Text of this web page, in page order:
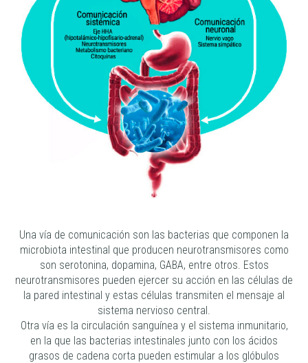
Una vía de comunicación son las bacterias que componen la
microbiota intestinal que producen neurotransmisores como
son serotonina, dopamina, GABA, entre otros. Estos
neurotransmisores pueden ejercer su acción en las células de
la pared intestinal y estas células transmiten el mensaje al
sistema nervioso central.
Otra vía es la circulación sanguínea y el sistema inmunitario,
en la que las bacterias intestinales junto con los ácidos
grasos de cadena corta pueden estimular a los glóbulos